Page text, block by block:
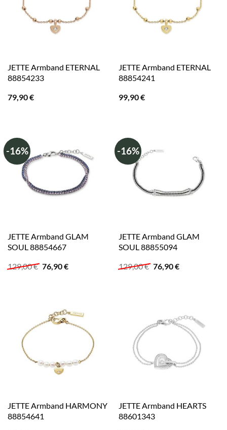
JETTE Armband ETERNAL
88854233
79,90€
JETTE Armband ETERNAL
88854241
99,90€
-16%
JETTE Armband GLAM
SOUL 88854667
129,00€ Ursprünglicher
Preis
76,90€Aktueller
-16%
JETTE Armband GLAM
SOUL 88855094
129,00€ Ursprünglicher
Preis
76,90€Aktueller
JETTE Armband HARMONY
88854641
JETTE Armband HEARTS
88601343